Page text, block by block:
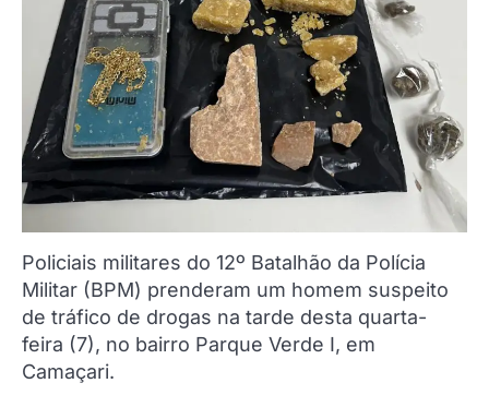
Policiais militares do 12º Batalhão da Polícia
Militar (BPM) prenderam um homem suspeito
de tráfico de drogas na tarde desta quarta-
feira (7), no bairro Parque Verde I, em
Camaçari.